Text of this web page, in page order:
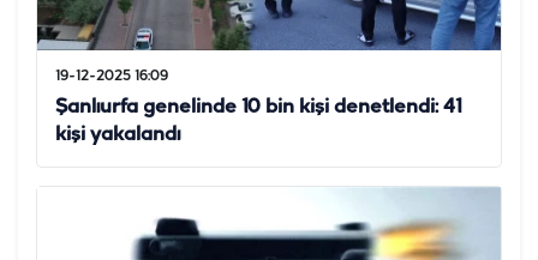
19-12-2025 16:09
Şanlıurfa genelinde 10 bin kişi denetlendi: 41
kişi yakalandı